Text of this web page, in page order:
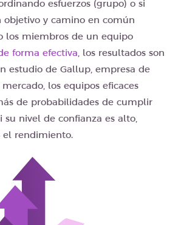
esfuerzos (grupo) o si
y camino en común
los miembros de un equipo
forma efectiva , los resultados son
estudio de Gallup, empresa de
los equipos eficaces
de probabilidades de cumplir
su nivel de confianza es alto,
el rendimiento.